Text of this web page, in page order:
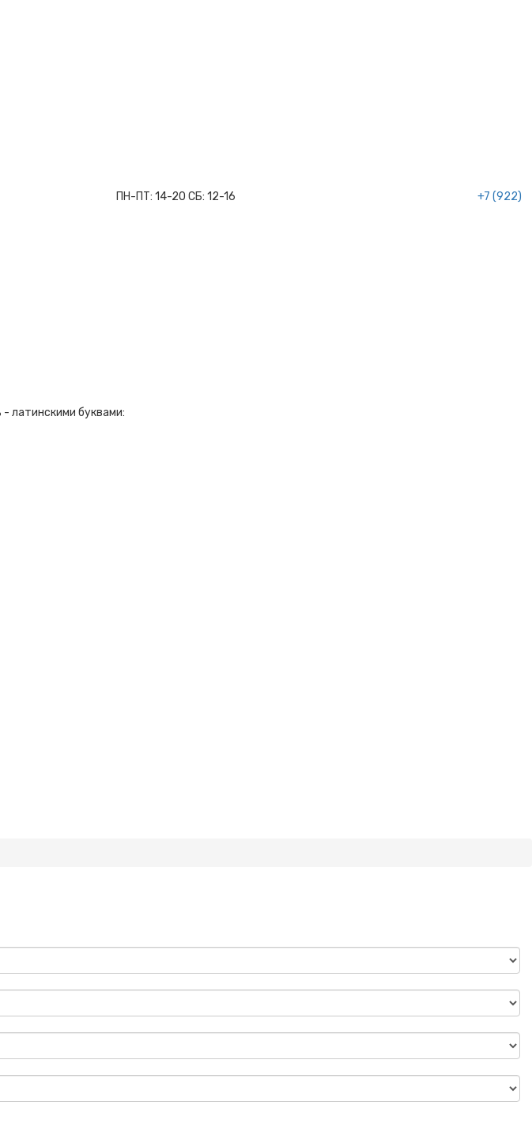
ПН-ПТ: 14-20 СБ: 12-16
+7 (922)
латинскими буквами: